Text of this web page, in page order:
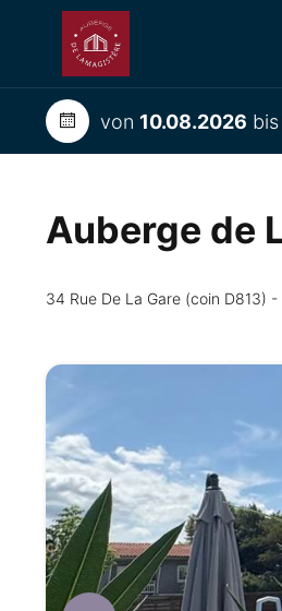
von 10.08.2026 bis
Auberge de
34 Rue De La Gare (coin D813)